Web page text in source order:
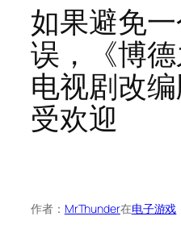
如果避免
误，《博
电视剧改
受欢迎
作者： MrThunder在电子游戏